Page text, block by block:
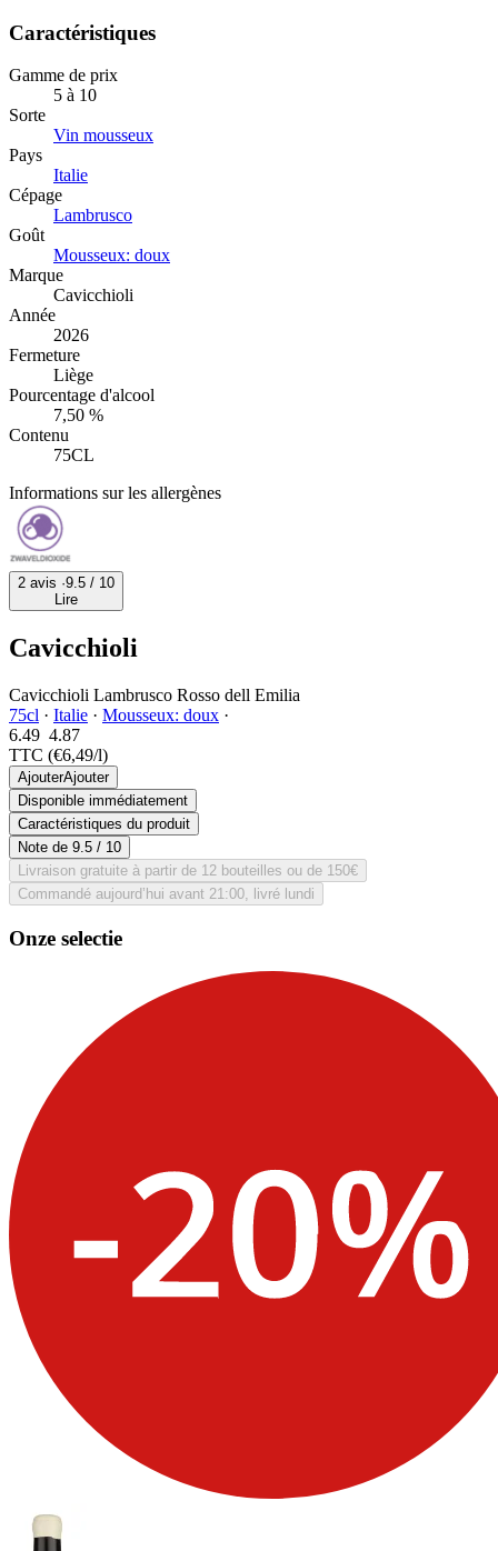
Caractéristiques
Gamme de prix
5 à 10
Sorte
Vin mousseux
Pays
Italie
Cépage
Lambrusco
Goût
Mousseux: doux
Marque
Cavicchioli
Année
2026
Fermeture
Liège
Pourcentage d'alcool
7,50 %
Contenu
75CL
Informations sur les allergènes
2 avis ·9.5 / 10
Lire
Cavicchioli
Cavicchioli Lambrusco Rosso dell Emilia
75cl · Italie · Mousseux: doux ·
6.49 4.87
TTC (€6,49/l)
AjouterAjouter
Disponible immédiatement
Caractéristiques du produit
Note de 9.5 / 10
Livraison gratuite à partir de 12 bouteilles ou de 150€
Commandé aujourd’hui avant 21:00, livré lundi
Onze selectie